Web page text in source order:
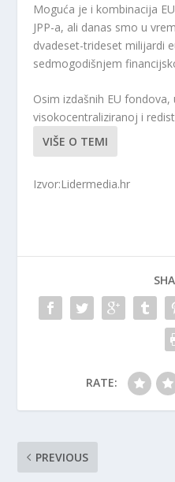
Moguća je i kombinacija
JPP-a, ali danas smo u
dvadeset-trideset milijardi
sedmogodišnjem
Osim izdašnih EU fondova,
visokocentraliziranoj i
VIŠE O TEMI
Izvor:Lidermedia.hr
RATE:
PREVIOUS